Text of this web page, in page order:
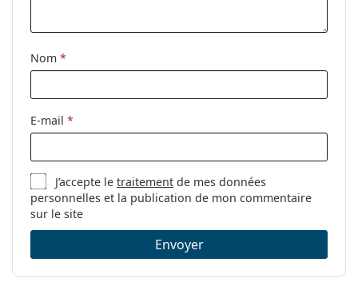
Nom *
E-mail *
J’accepte letraitement de mes données
personnelles et la publication de mon commentaire
sur le site
Envoyer